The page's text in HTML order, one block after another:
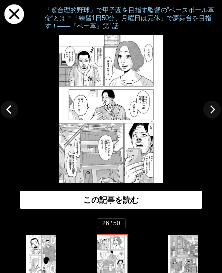
「超合理的野球」で甲子園を目指す監督の”ベースボール革
命“とは？「練習1日50分、月曜日は完休」で夢舞台を目指
す！――『ベー革』第1話
この記事を読む
26 / 50